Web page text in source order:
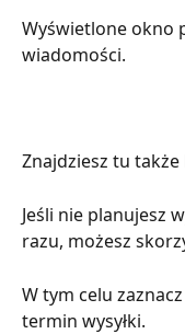
Wyświetlone okno
wiadomości.
Znajdziesz tu
Jeśli nie planujesz
razu, możesz
W tym celu
termin wysyłki.